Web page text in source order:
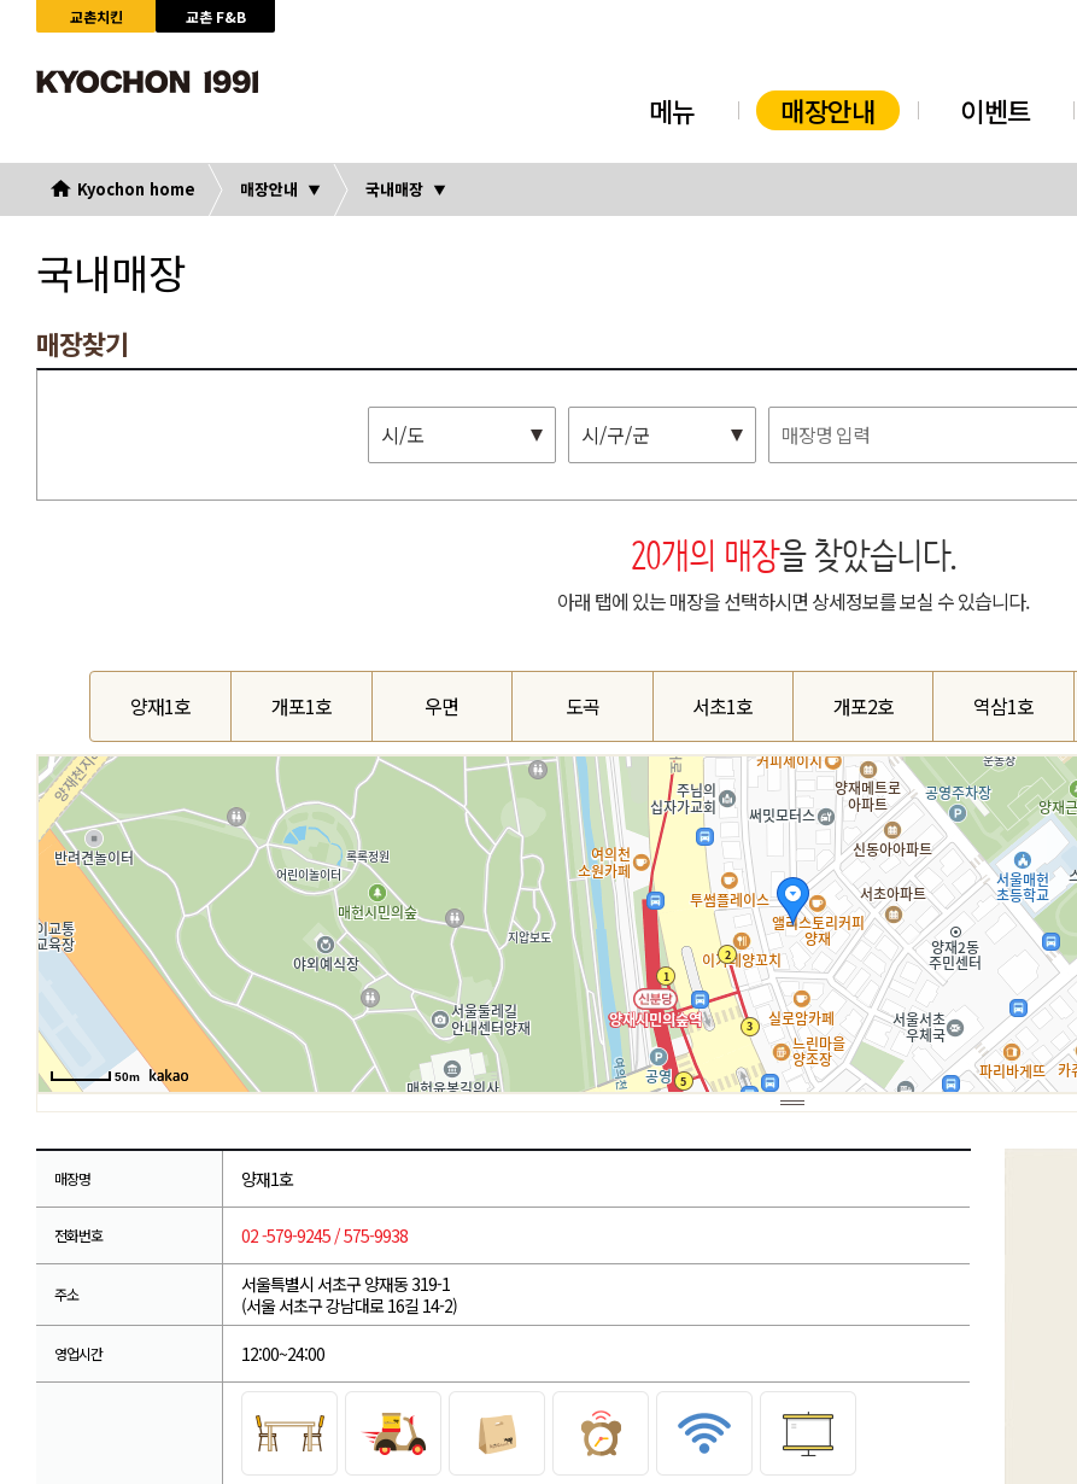
교촌치킨
교촌 F&B
메뉴 매장안내 이벤트
Kyochon home 매장안내 국내매장
국내매장
매장찾기
시/도 시/구/군
20개의 매장을 찾았습니다.
아래 탭에 있는 매장을 선택하시면 상세정보를 보실 수 있습니다.
양재1호 개포1호 우면 도곡 서초1호 개포2호 역삼1호
50m
매장명 양재1호
전화번호 02 -579-9245 / 575-9938
주소
서울특별시 서초구 양재동 319-1
(서울 서초구 강남대로 16길 14-2)
영업시간 12:00~24:00